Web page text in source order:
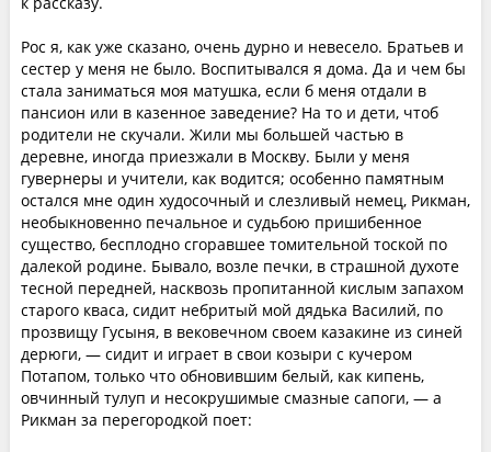
Рос я, как уже сказано, очень дурно и невесело. Братьев и
сестер у меня не было. Воспитывался я дома. Да и чем бы
стала заниматься моя матушка, если б меня отдали в
пансион или в казенное заведение? На то и дети, чтоб
родители не скучали. Жили мы большей частью в
деревне, иногда приезжали в Москву. Были у меня
гувернеры и учители, как водится; особенно памятным
остался мне один худосочный и слезливый немец, Рикман,
необыкновенно печальное и судьбою пришибенное
существо, бесплодно сгоравшее томительной тоской по
далекой родине. Бывало, возле печки, в страшной духоте
тесной передней, насквозь пропитанной кислым запахом
старого кваса, сидит небритый мой дядька Василий, по
прозвищу Гусыня, в вековечном своем казакине из синей
дерюги, — сидит и играет в свои козыри с кучером
Потапом, только что обновившим белый, как кипень,
овчинный тулуп и несокрушимые смазные сапоги, — а
Рикман за перегородкой поет: